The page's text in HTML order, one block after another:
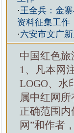
·王全兵：金
资料征集工作
·六安市文广
中国红色旅
1、凡本网
LOGO、水
属中红网
正确范围
网”和作者